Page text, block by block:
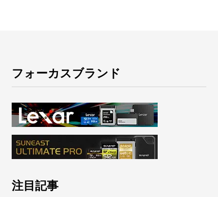
フォーカスブランド
注目記事